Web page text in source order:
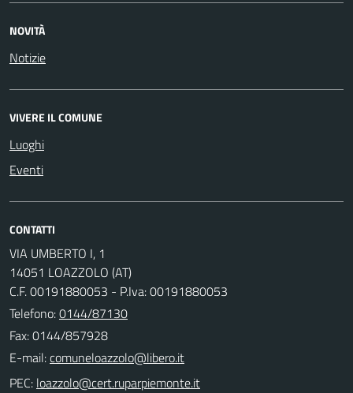
NOVITÀ
Notizie
VIVERE IL COMUNE
Luoghi
Eventi
CONTATTI
VIA UMBERTO I, 1
14051 LOAZZOLO (AT)
C.F. 00191880053 - P.Iva: 00191880053
Telefono:0144/87130
Fax: 0144/857928
E-mail:
PEC: